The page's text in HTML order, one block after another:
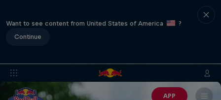
Want to see content from United States of America
?
Continue
APP